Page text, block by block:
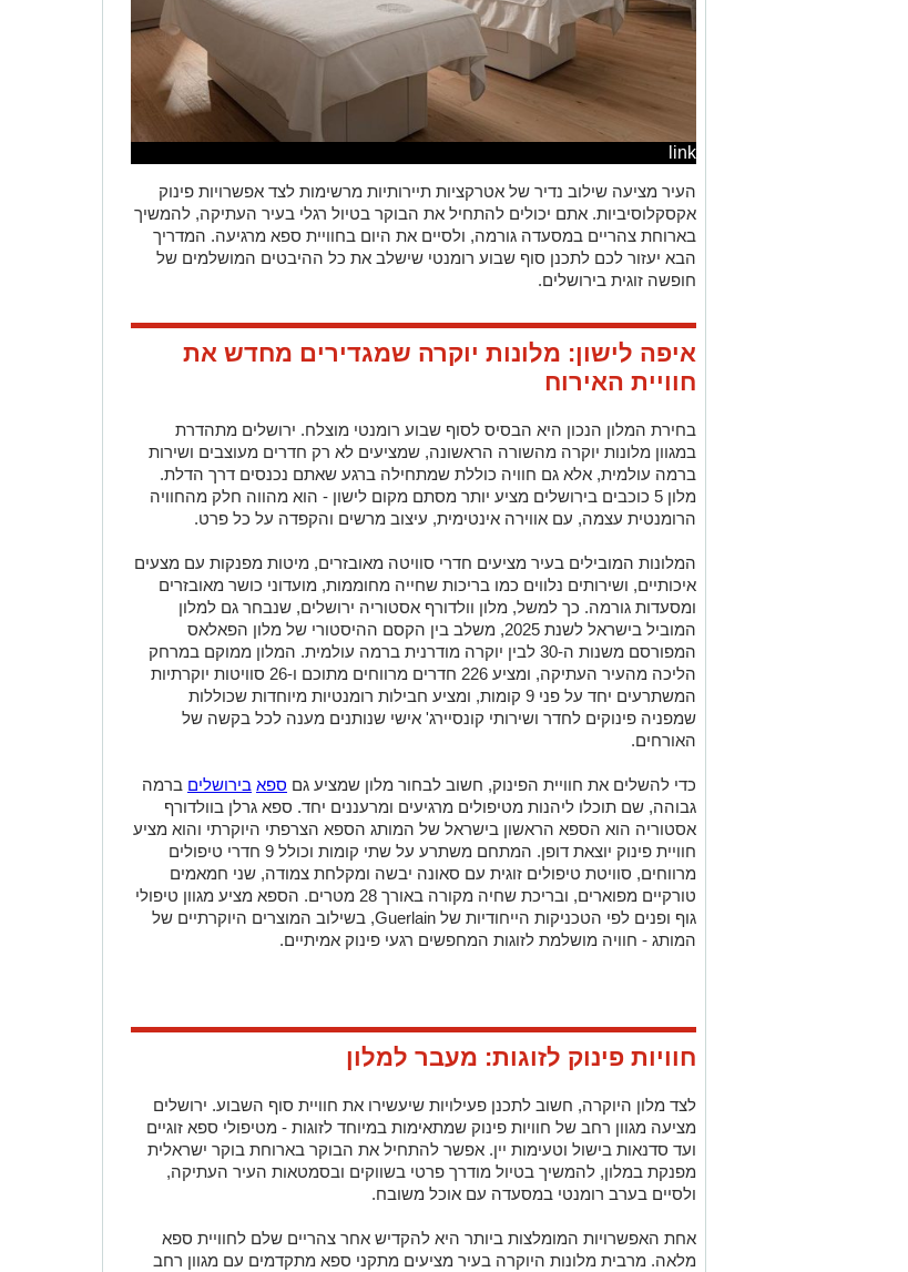
link
העיר מציעה שילוב נדיר של אטרקציות תיירותיות מרשימות לצד אפשרויות פינוק
אקסקלוסיביות. אתם יכולים להתחיל את הבוקר בטיול רגלי בעיר העתיקה, להמשיך
בארוחת צהריים במסעדה גורמה, ולסיים את היום בחוויית ספא מרגיעה. המדריך
הבא יעזור לכם לתכנן סוף שבוע רומנטי שישלב את כל ההיבטים המושלמים של
חופשה זוגית בירושלים.
איפה לישון: מלונות יוקרה שמגדירים מחדש את
חוויית האירוח
בחירת המלון הנכון היא הבסיס לסוף שבוע רומנטי מוצלח. ירושלים מתהדרת
במגוון מלונות יוקרה מהשורה הראשונה, שמציעים לא רק חדרים מעוצבים ושירות
ברמה עולמית, אלא גם חוויה כוללת שמתחילה ברגע שאתם נכנסים דרך הדלת.
מלון 5 כוכבים בירושלים מציע יותר מסתם מקום לישון - הוא מהווה חלק מהחוויה
הרומנטית עצמה, עם אווירה אינטימית, עיצוב מרשים והקפדה על כל פרט.
המלונות המובילים בעיר מציעים חדרי סוויטה מאובזרים, מיטות מפנקות עם מצעים
איכותיים, ושירותים נלווים כמו בריכות שחייה מחוממות, מועדוני כושר מאובזרים
ומסעדות גורמה. כך למשל, מלון וולדורף אסטוריה ירושלים, שנבחר גם למלון
המוביל בישראל לשנת 2025, משלב בין הקסם ההיסטורי של מלון הפאלאס
המפורסם משנות ה-30 לבין יוקרה מודרנית ברמה עולמית. המלון ממוקם במרחק
הליכה מהעיר העתיקה, ומציע 226 חדרים מרווחים מתוכם ו-26 סוויטות יוקרתיות
המשתרעים יחד על פני 9 קומות, ומציע חבילות רומנטיות מיוחדות שכוללות
שמפניה פינוקים לחדר ושירותי קונסיירג' אישי שנותנים מענה לכל בקשה של
האורחים.
כדי להשלים את חוויית הפינוק, חשוב לבחור מלון שמציע גם ספא בירושלים ברמה
גבוהה, שם תוכלו ליהנות מטיפולים מרגיעים ומרעננים יחד. ספא גרלן בוולדורף
אסטוריה הוא הספא הראשון בישראל של המותג הספא הצרפתי היוקרתי והוא מציע
חוויית פינוק יוצאת דופן. המתחם משתרע על שתי קומות וכולל 9 חדרי טיפולים
מרווחים, סוויטת טיפולים זוגית עם סאונה יבשה ומקלחת צמודה, שני חמאמים
טורקיים מפוארים, ובריכת שחיה מקורה באורך 28 מטרים. הספא מציע מגוון טיפולי
גוף ופנים לפי הטכניקות הייחודיות של Guerlain, בשילוב המוצרים היוקרתיים של
המותג - חוויה מושלמת לזוגות המחפשים רגעי פינוק אמיתיים.
חוויות פינוק לזוגות: מעבר למלון
לצד מלון היוקרה, חשוב לתכנן פעילויות שיעשירו את חוויית סוף השבוע. ירושלים
מציעה מגוון רחב של חוויות פינוק שמתאימות במיוחד לזוגות - מטיפולי ספא זוגיים
ועד סדנאות בישול וטעימות יין. אפשר להתחיל את הבוקר בארוחת בוקר ישראלית
מפנקת במלון, להמשיך בטיול מודרך פרטי בשווקים ובסמטאות העיר העתיקה,
ולסיים בערב רומנטי במסעדה עם אוכל משובח.
אחת האפשרויות המומלצות ביותר היא להקדיש אחר צהריים שלם לחוויית ספא
מלאה. מרבית מלונות היוקרה בעיר מציעים מתקני ספא מתקדמים עם מגוון רחב